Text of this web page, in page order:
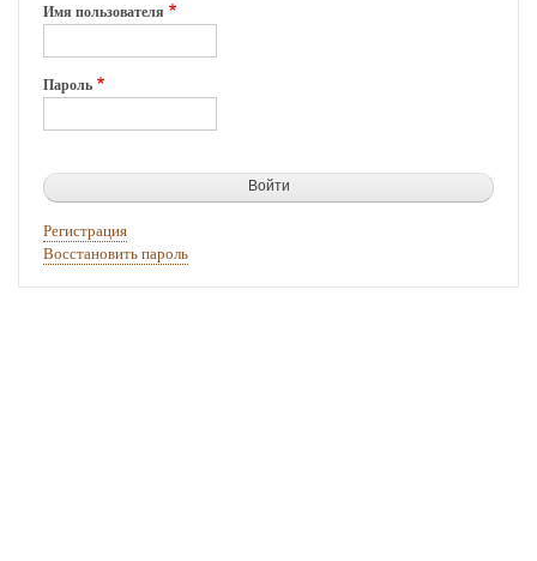
Имя пользователя
Пароль
Регистрация
Восстановить пароль